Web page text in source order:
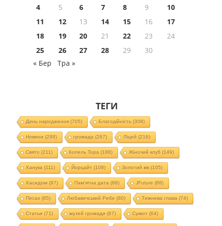
4
5 6 7 8 9
10
11
12 13 14 15 16
17
18
19 20 21 22 23
24
25
26 27 28 29
30
« Бер
Тра »
ТЕГИ
День народження(705) Благодійність (308)
Новини (299) громада (267) Ліцей (216)
Свято (211) Колель Тора (188) Жіночий клуб (149)
Ханука (111) Йорцайт (108) Золотий вік(105)
Хасидізм (97) Пам'ятна дата (88) JFuture (88)
Песах(85) Любавичський Ребе (80) Тижнева глава (74)
Статьи (71) музей громади (67) Суккот (64)